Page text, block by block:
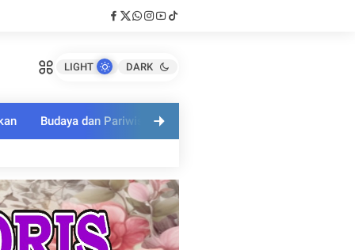
LIGHT DARK
Budaya dan Pariwisata